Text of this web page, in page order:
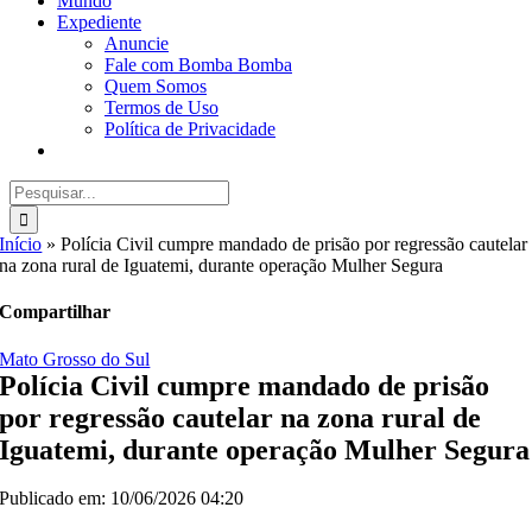
Expediente
Anuncie
Fale com Bomba Bomba
Quem Somos
Termos de Uso
Política de Privacidade
Buscar
resultados
para:
Início »Polícia Civil cumpre mandado de prisão por regressão cautelar
na zona rural de Iguatemi, durante operação Mulher Segura
Compartilhar
Mato Grosso do Sul
Polícia Civil cumpre mandado de prisão
por regressão cautelar na zona rural de
Iguatemi, durante operação Mulher Segura
Publicado em: 10/06/2026 04:20